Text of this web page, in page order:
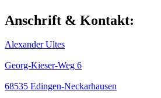
Anschrift & Kontakt:
Alexander Ultes
Georg-Kieser-Weg 6
68535 Edingen-Neckarhausen